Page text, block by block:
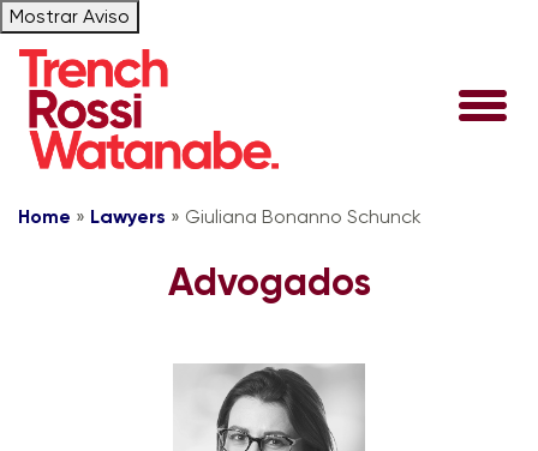
Mostrar Aviso
Home » Lawyers » Giuliana Bonanno Schunck
Advogados